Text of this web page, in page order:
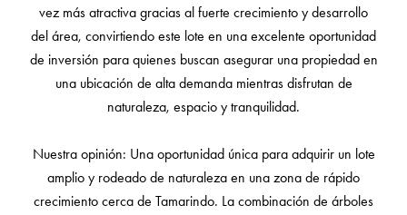
vez más atractiva gracias al fuerte crecimiento y desarrollo
del área, convirtiendo este lote en una excelente oportunidad
de inversión para quienes buscan asegurar una propiedad en
una ubicación de alta demanda mientras disfrutan de
naturaleza, espacio y tranquilidad.
Nuestra opinión: Una oportunidad única para adquirir un lote
amplio y rodeado de naturaleza en una zona de rápido
crecimiento cerca de Tamarindo. La combinación de árboles